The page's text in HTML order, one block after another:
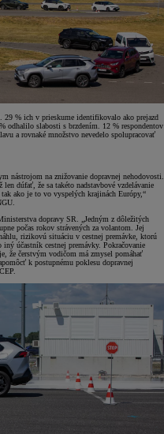
% ich v prieskume identifikovalo ako prejazd
odhalilo slabosti s brzdením. 12 % respondentov
a rovnaké množstvo nevedelo spolupracovať
nástrojom na znižovanie dopravnej nehodovosti.
dúfať, že sa takéto nadstavbové vzdelávanie
ako je to vo vyspelých krajinách Európy,“
dopravy SR. „Jedným z dôležitých
počas rokov strávených za volantom. Jej
rizikovú situáciu v cestnej premávke, ktorú
účastník cestnej premávky. Pokračovanie
že čerstvým vodičom má zmysel pomáhať
k postupnému poklesu dopravnej